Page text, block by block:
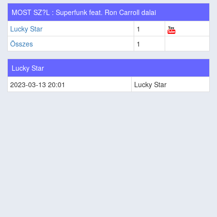
MOST SZ?L : Superfunk feat. Ron Carroll dalai
Lucky Star
1
Összes
1
Lucky Star
2023-03-13 20:01
Lucky Star